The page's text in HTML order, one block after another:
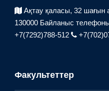
Ақтау қаласы, 32 шағын
130000 Байланыс
+7(7292)788-512
Факультеттер